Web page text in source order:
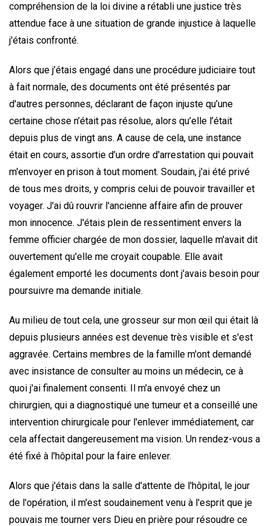
compréhension de la loi divine a rétabli une justice très
attendue face à une situation de grande injustice à laquelle
j'étais confronté.
Alors que j’étais engagé dans une procédure judiciaire tout
à fait normale, des documents ont été présentés par
d'autres personnes, déclarant de façon injuste qu’une
certaine chose n’était pas résolue, alors qu’elle l’était
depuis plus de vingt ans. A cause de cela, une instance
était en cours, assortie d’un ordre d'arrestation qui pouvait
m'envoyer en prison à tout moment. Soudain, j'ai été privé
de tous mes droits, y compris celui de pouvoir travailler et
voyager. J'ai dû rouvrir l'ancienne affaire afin de prouver
mon innocence. J'étais plein de ressentiment envers la
femme officier chargée de mon dossier, laquelle m'avait dit
ouvertement qu'elle me croyait coupable. Elle avait
également emporté les documents dont j'avais besoin pour
poursuivre ma demande initiale.
Au milieu de tout cela, une grosseur sur mon œil qui était là
depuis plusieurs années est devenue très visible et s'est
aggravée. Certains membres de la famille m'ont demandé
avec insistance de consulter au moins un médecin, ce à
quoi j'ai finalement consenti. Il m'a envoyé chez un
chirurgien, qui a diagnostiqué une tumeur et a conseillé une
intervention chirurgicale pour l'enlever immédiatement, car
cela affectait dangereusement ma vision. Un rendez-vous a
été fixé à l'hôpital pour la faire enlever.
Alors que j'étais dans la salle d'attente de l'hôpital, le jour
de l'opération, il m'est soudainement venu à l'esprit que je
pouvais me tourner vers Dieu en prière pour résoudre ce